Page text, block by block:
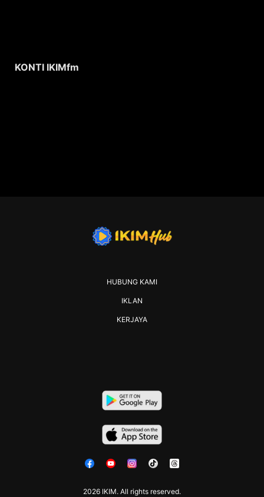
KONTI IKIMfm
2026 IKIM. All rights reserved.
HUBUNG KAMI
IKLAN
KERJAYA